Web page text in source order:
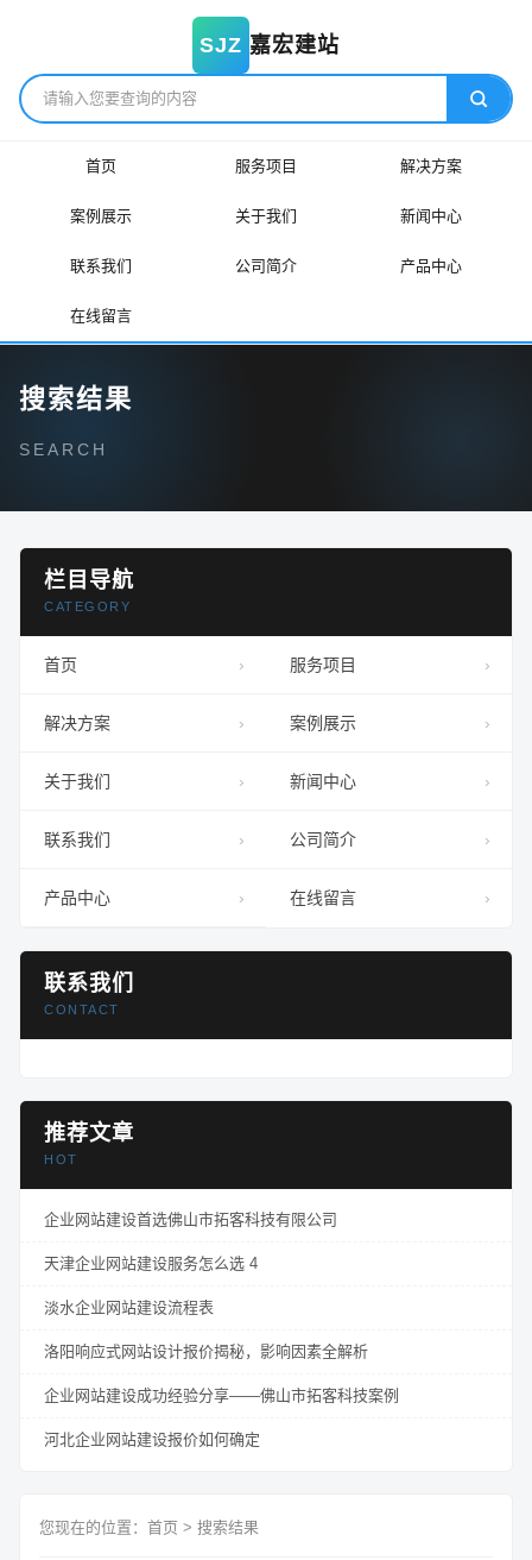
SJZ 嘉宏建站
首页 服务项目 解决方案
案例展示 关于我们 新闻中心
联系我们 公司简介 产品中心
在线留言
搜索结果
SEARCH
栏目导航
CATEGORY
首页 服务项目
解决方案 案例展示
关于我们 新闻中心
联系我们 公司简介
产品中心 在线留言
联系我们
CONTACT
推荐文章
HOT
企业网站建设首选佛山市拓客科技有限公司
天津企业网站建设服务怎么选 4
淡水企业网站建设流程表
洛阳响应式网站设计报价揭秘，影响因素全解析
企业网站建设成功经验分享——佛山市拓客科技案例
河北企业网站建设报价如何确定
您现在的位置： 首页 > 搜索结果